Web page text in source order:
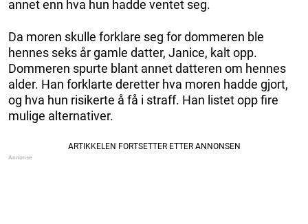
annet enn hva hun hadde ventet seg.
Da moren skulle forklare seg for dommeren ble
hennes seks år gamle datter, Janice, kalt opp.
Dommeren spurte blant annet datteren om hennes
alder. Han forklarte deretter hva moren hadde gjort,
og hva hun risikerte å få i straff. Han listet opp fire
mulige alternativer.